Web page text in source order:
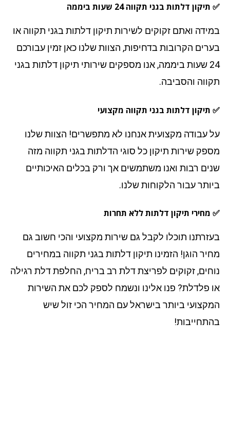
דלתות בגני תקווה 24 שעות ביממה
ואתם זקוקים לשירות תיקון דלתות בגני תקווה או
הקרובות בדחיפות, הצוות שלנו כאן זמין עבורכם
24 שעות ביממה, אנו מספקים שירותי תיקון דלתות בגני
והסביבה.
דלתות בגני תקווה מקצועי
עבודה מקצועית אנחנו לא מתפשרים! הצוות שלנו
שירות תיקון כל סוגי הדלתות בגני תקווה מזה
רבות ואנו משתמשים אך ורק בכלים האיכותיים
עבור הלקוחות שלנו.
מחירי תיקון דלתות ללא תחרות
תוכלו לקבל גם שירות מקצועי והכי חשוב גם
הוגן! הזמינו תיקון דלתות בגני תקווה במחירים
זקוקים לפריצת דלת רב בריח, החלפת דלת רגילה
פלדלת? פנו אלינו ונשמח לספק לכם את השירות
ביותר בישראל עם המחיר הכי זול שיש